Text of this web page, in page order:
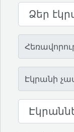
Էկրանի
Էկրանի
Էկրանների